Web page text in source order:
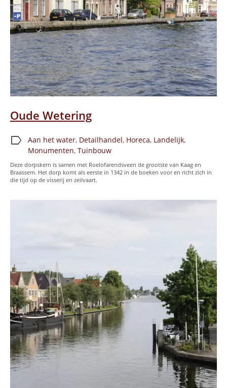
Oude Wetering
label Aan het water, Detailhandel, Horeca, Landelijk,
Monumenten, Tuinbouw
Deze dorpskern is samen met Roelofarendsveen de grootste van Kaag en
Braassem. Het dorp komt als eerste in 1342 in de boeken voor en richt zich in
die tijd op de visserij en zeilvaart.